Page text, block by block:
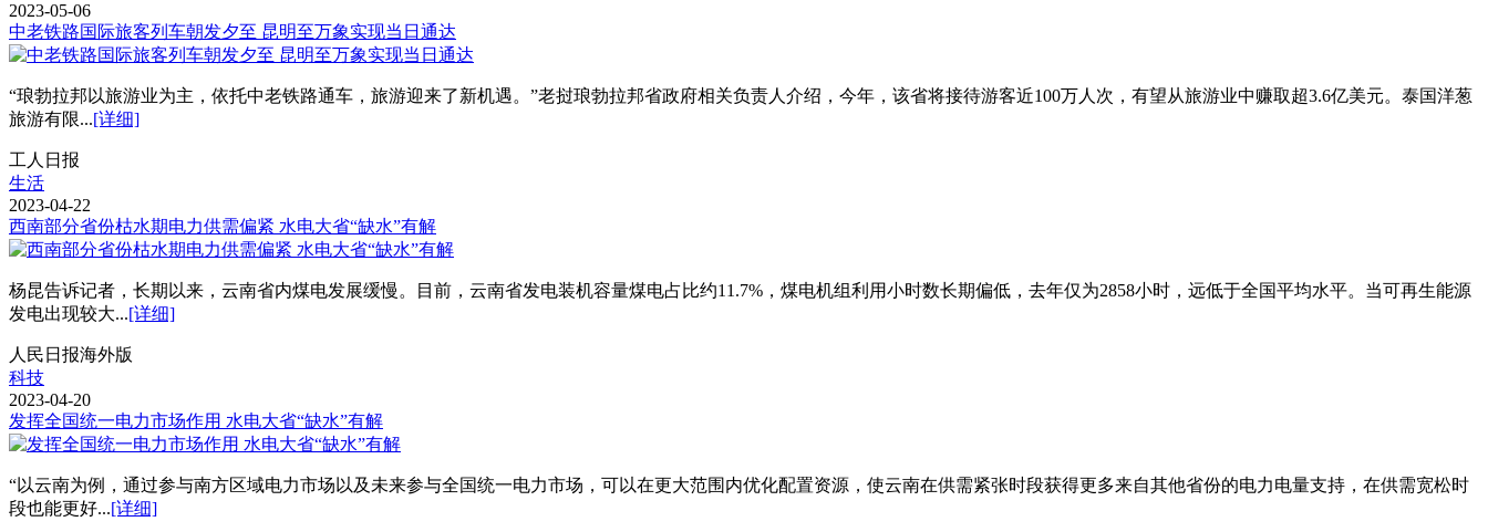
2023-05-06
中老铁路国际旅客列车朝发夕至 昆明至万象实现当日通达
“琅勃拉邦以旅游业为主，依托中老铁路通车，旅游迎来了新机遇。”老挝琅勃拉邦省政府相关负责人介绍，今年，该省将接待游客近100万人次，有望从旅游业中赚取超3.6亿美元。泰国洋葱
旅游有限...[详细]
工人日报
生活
2023-04-22
西南部分省份枯水期电力供需偏紧 水电大省“缺水”有解
杨昆告诉记者，长期以来，云南省内煤电发展缓慢。目前，云南省发电装机容量煤电占比约11.7%，煤电机组利用小时数长期偏低，去年仅为2858小时，远低于全国平均水平。当可再生能源
发电出现较大...[详细]
人民日报海外版
科技
2023-04-20
发挥全国统一电力市场作用 水电大省“缺水”有解
“以云南为例，通过参与南方区域电力市场以及未来参与全国统一电力市场，可以在更大范围内优化配置资源，使云南在供需紧张时段获得更多来自其他省份的电力电量支持，在供需宽松时
段也能更好...[详细]